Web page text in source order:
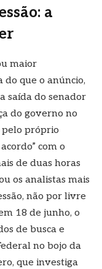
a
maior
do que o anúncio,
saída do senador
do governo no
pelo próprio
com o
de duas horas
os analistas mais
não por livre
18 de junho, o
de busca e
no bojo da
que investiga